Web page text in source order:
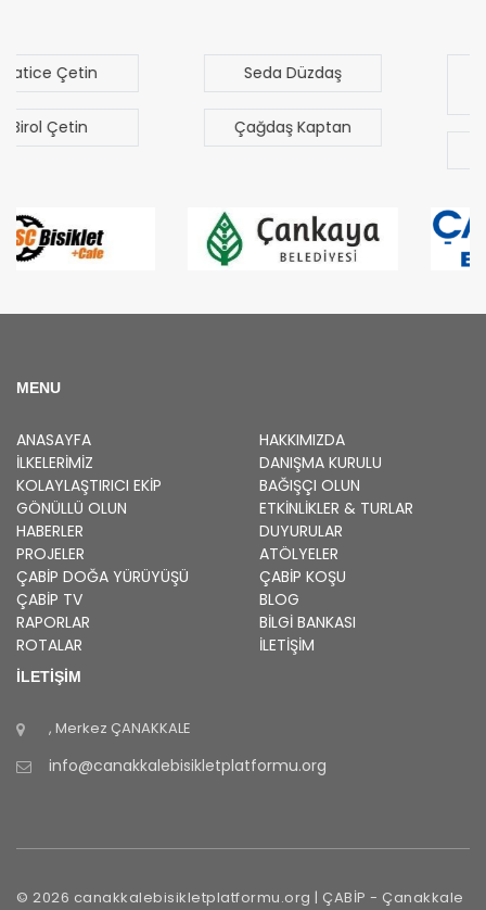
Seda Düzdaş
Çağdaş Kaptan
Mehmet Mert
Sezgen
Bilal Türk
MENU
ANASAYFA
HAKKIMIZDA
İLKELERIMIZ
DANIŞMA KURULU
KOLAYLAŞTIRICI EKIP
BAĞIŞÇI OLUN
GÖNÜLLÜ OLUN
ETKINLIKLER & TURLAR
HABERLER
DUYURULAR
PROJELER
ATÖLYELER
ÇABİP DOĞA YÜRÜYÜŞÜ ÇABİP KOŞU
ÇABİP TV
BLOG
RAPORLAR
BILGI BANKASI
ROTALAR
İLETİŞİM
İLETİŞİM
, Merkez ÇANAKKALE
info@canakkalebisikletplatformu.org
© 2026 canakkalebisikletplatformu.org | ÇABİP - Çanakkale